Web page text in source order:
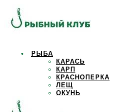
РЫБА
КАРАСЬ
КАРП
КРАСНОПЕРКА
ЛЕЩ
ОКУНЬ